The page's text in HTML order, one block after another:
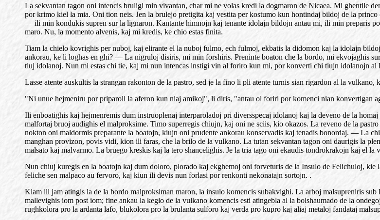
La sekvantan tagon oni intencis bruligi min vivantan, char mi ne volas kredi la dogmaron de Nicaea. Mi ghentile
por krimo kiel la mia. Oni tion neis. Jen la brulejo pretigita kaj vestita per kostumo kun hontindaj bildoj de la
— ili min kondukis supren sur la lignaron. Kantante himnojn kaj tenante idolajn bildojn antau mi, ili min preparis
maro. Nu, la momento alvenis, kaj mi kredis, ke chio estas finita.
Tiam la chielo kovrighis per nuboj, kaj elirante el la nuboj fulmo, ech fulmoj, ekbatis la didomon kaj la idolajn
ankorau, ke li loghas en ghi? — La nigruloj disiris, mi min forshiris. Preninte boaton che la bordo, mi ekvojaghis
tiuj idolanoj. Nun mi estas chi tie, kaj mi nun intencas instigi vin al foriro kun mi, por konverti chi tiujn idolanojn
Lasse atente auskultis la strangan rakonton de la pastro, sed je la fino li pli atente turnis sian rigardon al la
"Ni unue hejmeniru por priparoli la aferon kun niaj amikoj", li diris, "antau ol foriri por komenci nian konvertigan
Ili enboatighis kaj hejmenremis dum instruoplenaj interparoladoj pri diversspecaj idolanoj kaj la deveno de la
malfortaj bruoj audighis el malproksime. Timo superregis chiujn, kaj oni ne sciis, kio okazos. La reveno de la
nokton oni maldormis preparante la boatojn, kiujn oni prudente ankorau konservadis kaj tenadis bonordaj. — La
manghan provizon, povis vidi, kion ili faras, che la brilo de la vulkano. La tutan sekvantan tagon oni daurigis la
malsato kaj malvarmo. La bruego kreskis kaj la tero shancelighis. Je la tria tago oni ekaudis tondrokrakojn kaj el
Nun chiuj kuregis en la boatojn kaj dum doloro, plorado kaj ekghemoj oni forveturis de la Insulo de Felichuloj,
feliche sen malpaco au fervoro, kaj kiun ili devis nun forlasi por renkonti nekonatajn sortojn. .
Kiam ili jam atingis la de la bordo malproksiman maron, la insulo komencis subakvighi. La arboj malsupreniris
mallevighis iom post iom; fine ankau la keglo de la vulkano komencis esti atingebla al la bolshaumado de la
rughkolora pro la ardanta lafo, blukolora pro la brulanta sulforo kaj verda pro kupro kaj aliaj metaloj fandataj